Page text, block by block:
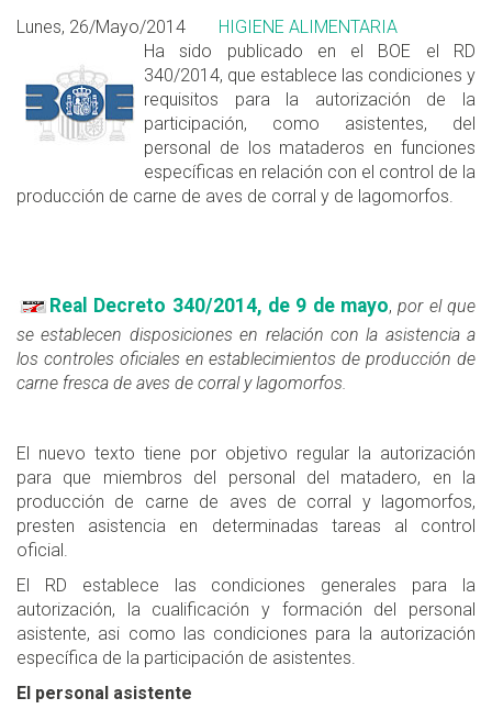
Lunes, 26/Mayo/2014
HIGIENE ALIMENTARIA
Ha sido publicado en el BOE el RD
340/2014, que establece las condiciones y
requisitos para la autorización de la
participación, como asistentes, del
personal de los mataderos en funciones
específicas en relación con el control de la
producción de carne de aves de corral y de lagomorfos.
Real Decreto 340/2014, de 9 de mayo,por el que
se establecen disposiciones en relación con la asistencia a
los controles oficiales en establecimientos de producción de
carne fresca de aves de corral y lagomorfos.
El nuevo texto tiene por objetivo regular la autorización
para que miembros del personal del matadero, en la
producción de carne de aves de corral y lagomorfos,
presten asistencia en determinadas tareas al control
oficial.
El RD establece las condiciones generales para la
autorización, la cualificación y formación del personal
asistente, asi como las condiciones para la autorización
específica de la participación de asistentes.
El personal asistente